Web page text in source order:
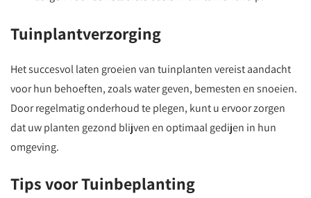
Tuinplantverzorging
Het succesvol laten groeien van tuinplanten vereist aandacht
voor hun behoeften, zoals water geven, bemesten en snoeien.
Door regelmatig onderhoud te plegen, kunt u ervoor zorgen
dat uw planten gezond blijven en optimaal gedijen in hun
omgeving.
Tips voor Tuinbeplanting